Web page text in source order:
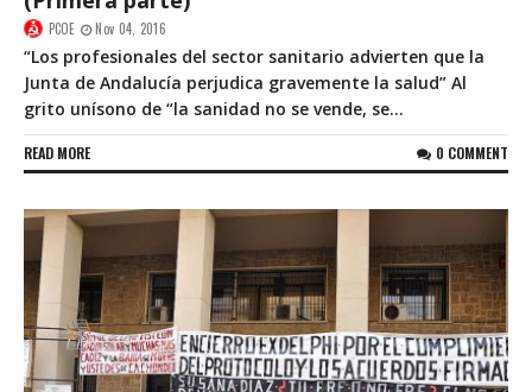
PCOE Nov 04, 2016
“Los profesionales del sector sanitario advierten que la
Junta de Andalucía perjudica gravemente la salud” Al
grito unísono de “la sanidad no se vende, se...
READ MORE 0 COMMENT